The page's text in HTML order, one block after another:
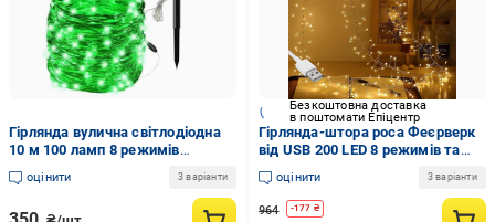
Гірлянда вулична світлодіодна
10 м 100 ламп 8 режимів
Зелений
оцінити 3 варіанти
Безкоштовна доставка
в поштомати Епіцентр
Гірлянда-штора роса Феєрверк
від USB 200 LED 8 режимів та
статичний IP44 3x0,6 м Теплий
білийоцінити 3 варіанти
964 -177 ₴